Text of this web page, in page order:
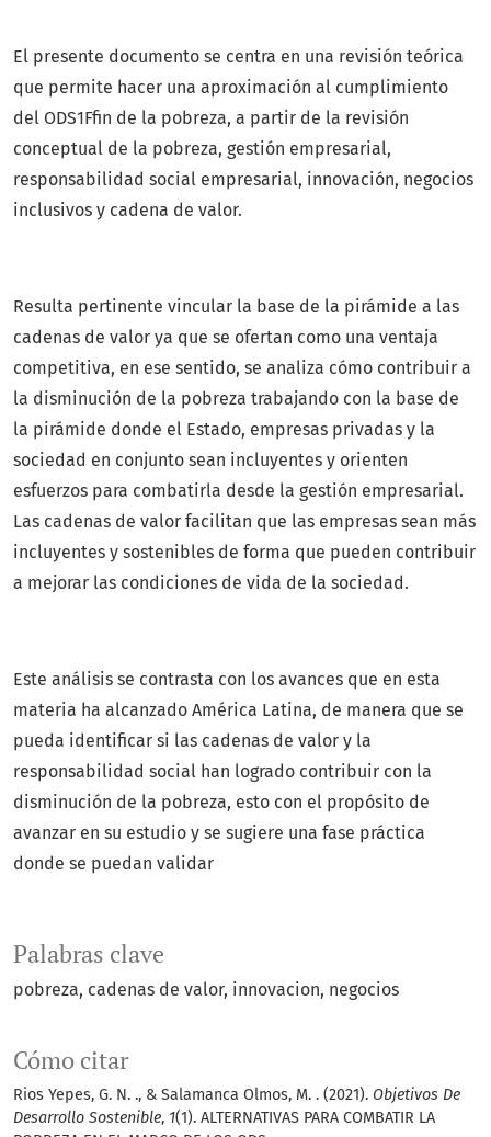
Palabras clave
pobreza cadenas de valor innovacion negocios
Cómo citar
Rios Yepes, G. N. ., & Salamanca Olmos, M. . (2021). Objetivos De
Desarrollo Sostenible, 1(1). ALTERNATIVAS PARA COMBATIR LA
El presente documento se centra en una revisión teórica
que permite hacer una aproximación al cumplimiento
del ODS1Ffin de la pobreza, a partir de la revisión
conceptual de la pobreza, gestión empresarial,
responsabilidad social empresarial, innovación, negocios
inclusivos y cadena de valor.
Resulta pertinente vincular la base de la pirámide a las
cadenas de valor ya que se ofertan como una ventaja
competitiva, en ese sentido, se analiza cómo contribuir a
la disminución de la pobreza trabajando con la base de
la pirámide donde el Estado, empresas privadas y la
sociedad en conjunto sean incluyentes y orienten
esfuerzos para combatirla desde la gestión empresarial.
Las cadenas de valor facilitan que las empresas sean más
incluyentes y sostenibles de forma que pueden contribuir
a mejorar las condiciones de vida de la sociedad.
Este análisis se contrasta con los avances que en esta
materia ha alcanzado América Latina, de manera que se
pueda identificar si las cadenas de valor y la
responsabilidad social han logrado contribuir con la
disminución de la pobreza, esto con el propósito de
avanzar en su estudio y se sugiere una fase práctica
donde se puedan validar